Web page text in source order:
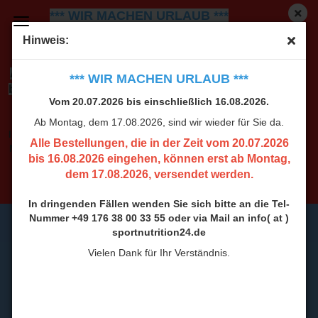
Hinweis:
*** WIR MACHEN URLAUB ***
Vom 20.07.2026 bis einschließlich 16.08.2026.
Ab Montag, dem 17.08.2026, sind wir wieder für Sie da.
Alle Bestellungen, die in der Zeit vom 20.07.2026
bis 16.08.2026 eingehen, können erst ab Montag,
dem 17.08.2026, versendet werden.
In dringenden Fällen wenden Sie sich bitte an die Tel-
Nummer +49 176 38 00 33 55 oder via Mail an info( at )
sportnutrition24.de
Vielen Dank für Ihr Verständnis.
*** WIR MACHEN URLAUB ***
Vom 20.07.2026 bis einschließlich 16.08.2026.
Alle Bestellungen, die in der Zeit vom 20.07.2026
dem 17.08.2026, versendet werden.
In dringenden Fällen wenden Sie sich bitte an die Tel-
Nummer +49 176 38 00 33 55 oder via Mail an info( at )
sportnutrition24.de
Vielen Dank für Ihr Verständnis.